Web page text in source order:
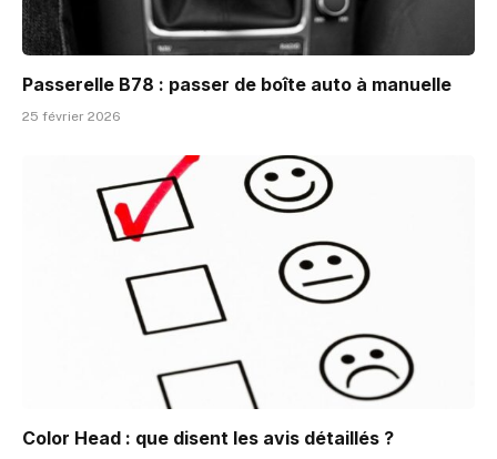
Passerelle B78 : passer de boîte auto à manuelle
25 février 2026
Color Head : que disent les avis détaillés ?